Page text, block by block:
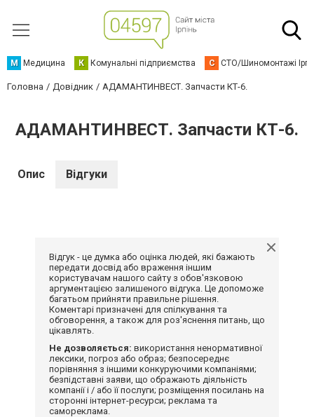
М Медицина К Комунальні підприємства С СТО/Шиномонтажі
Головна Довідник АДАМАНТИНВЕСТ. Запчасти КТ-6.
АДАМАНТИНВЕСТ. Запчасти КТ-6.
Опис Відгуки
Відгук - це думка або оцінка людей, які бажають
передати досвід або враження іншим
користувачам нашого сайту з обов'язковою
аргументацією залишеного відгука. Це допоможе
багатьом прийняти правильне рішення.
Коментарі призначені для спілкування та
обговорення, а також для роз'яснення питань, що
цікавлять.
Не дозволяється: використання ненормативної
лексики, погроз або образ; безпосереднє
порівняння з іншими конкуруючими компаніями;
безпідставні заяви, що ображають діяльність
компанії і / або її послуги; розміщення посилань на
сторонні інтернет-ресурси; реклама та
самореклама.